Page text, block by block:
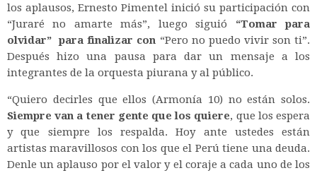
los aplausos, Ernesto Pimentel inició su participación con
“Juraré no amarte más”, luego siguió “Tomar para
olvidar” para finalizar con “Pero no puedo vivir son ti”.
Después hizo una pausa para dar un mensaje a los
integrantes de la orquesta piurana y al público.
“Quiero decirles que ellos (Armonía 10) no están solos.
Siempre van a tener gente que los quiere, que los espera
y que siempre los respalda. Hoy ante ustedes están
artistas maravillosos con los que el Perú tiene una deuda.
Denle un aplauso por el valor y el coraje a cada uno de los